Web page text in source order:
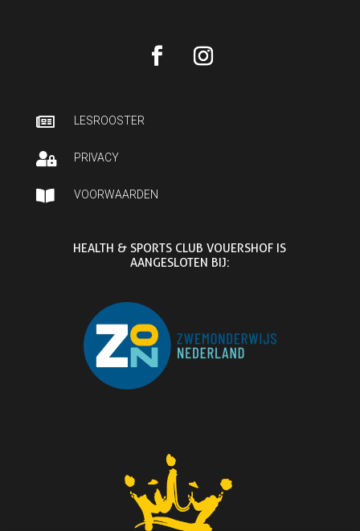
 LESROOSTER
 PRIVACY
 VOORWAARDEN
HEALTH & SPORTS CLUB VOUERSHOF IS
AANGESLOTEN BIJ: